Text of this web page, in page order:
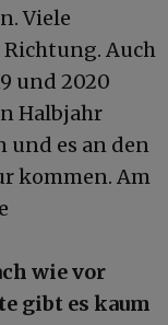
Viele
Auch
und 2020
Halbjahr
und es an den
kommen. Am
wie vor
gibt es kaum